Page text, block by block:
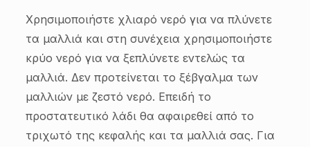
Χρησιμοποιήστε χλιαρό νερό για να πλύνετε
τα μαλλιά και στη συνέχεια χρησιμοποιήστε
κρύο νερό για να ξεπλύνετε εντελώς τα
μαλλιά. Δεν προτείνεται το ξέβγαλμα των
μαλλιών με ζεστό νερό. Επειδή το
προστατευτικό λάδι θα αφαιρεθεί από το
τριχωτό της κεφαλής και τα μαλλιά σας. Για